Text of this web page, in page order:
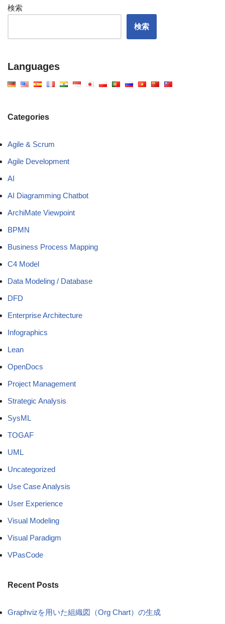
検索
検索
Languages
Categories
Agile & Scrum
Agile Development
AI
AI Diagramming Chatbot
ArchiMate Viewpoint
BPMN
Business Process Mapping
C4 Model
Data Modeling / Database
DFD
Enterprise Architecture
Infographics
Lean
OpenDocs
Project Management
Strategic Analysis
SysML
TOGAF
UML
Uncategorized
Use Case Analysis
User Experience
Visual Modeling
Visual Paradigm
VPasCode
Recent Posts
Graphvizを用いた組織図（Org Chart）の生成